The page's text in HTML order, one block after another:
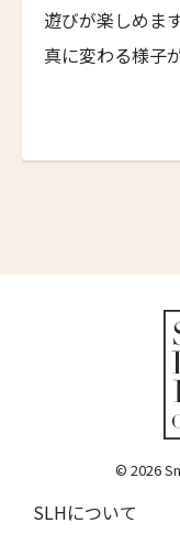
ザ・マジェステ
The Majestic Malacca
ガヤ・アイラン
アイスロープ・
Eythrope Boutique
キャメロン・
遊びが楽しめま
真に変わる様子
© 2026
SLHについて